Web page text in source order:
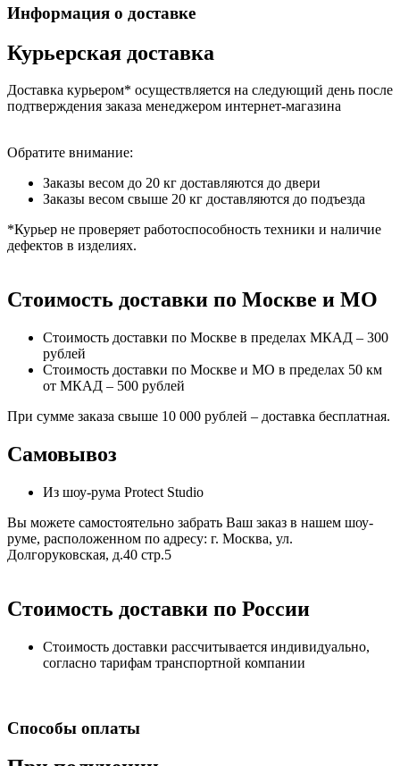
Информация о доставке
Курьерская доставка
Доставка курьером* осуществляется на следующий день после
подтверждения заказа менеджером интернет-магазина
Обратите внимание:
Заказы весом до 20 кг доставляются до двери
Заказы весом свыше 20 кг доставляются до подъезда
*Курьер не проверяет работоспособность техники и наличие
дефектов в изделиях.
Стоимость доставки по Москве и МО
Стоимость доставки по Москве в пределах МКАД – 300
рублей
Стоимость доставки по Москве и МО в пределах 50 км
от МКАД – 500 рублей
При сумме заказа свыше 10 000 рублей – доставка бесплатная.
Самовывоз
Из шоу-рума Protect Studio
Вы можете самостоятельно забрать Ваш заказ в нашем шоу-
руме, расположенном по адресу: г. Москва, ул.
Долгоруковская, д.40 стр.5
Стоимость доставки по России
Стоимость доставки рассчитывается индивидуально,
согласно тарифам транспортной компании
Способы оплаты